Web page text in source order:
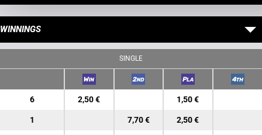
WINNINGS
SINGLE
6 2,50 € 1,50 €
1 7,70 € 2,50 €